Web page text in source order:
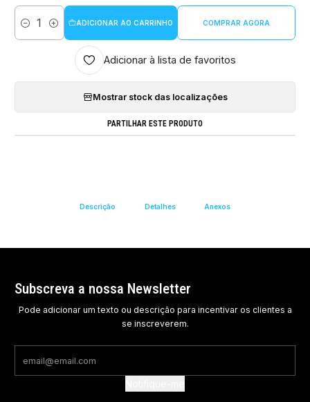
Quantidade
ADICIONAR AO CARRINHO COMPRAR AGORA
Adicionar à lista de favoritos
Mostrar stock das localizações
PARTILHAR ESTE PRODUTO
Descrição Detalhes Anexos
Subscreva a nossa Newsletter
Pode adicionar um texto ou descrição para incentivar os clientes a
se inscreverem.